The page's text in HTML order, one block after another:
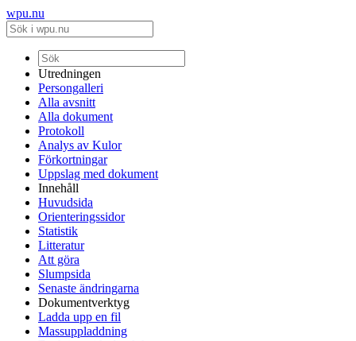
wpu.nu
Utredningen
Persongalleri
Alla avsnitt
Alla dokument
Protokoll
Analys av Kulor
Förkortningar
Uppslag med dokument
Innehåll
Huvudsida
Orienteringssidor
Statistik
Litteratur
Att göra
Slumpsida
Senaste ändringarna
Dokumentverktyg
Ladda upp en fil
Massuppladdning